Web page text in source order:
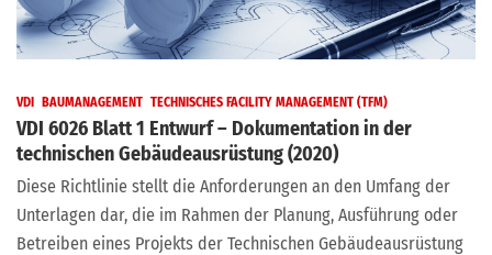
VDI BAUMANAGEMENT TECHNISCHES FACILITY MANAGEMENT (TFM)
VDI 6026 Blatt 1 Entwurf – Dokumentation in der
technischen Gebäudeausrüstung (2020)
Diese Richtlinie stellt die Anforderungen an den Umfang der
Unterlagen dar, die im Rahmen der Planung, Ausführung oder
Betreiben eines Projekts der Technischen Gebäudeausrüstung